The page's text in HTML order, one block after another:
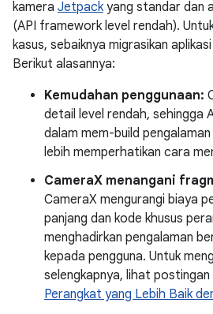
kamera Jetpackyang standar dan
(API framework level rendah).
kasus, sebaiknya migrasikan
Berikut alasannya:
Kemudahan penggunaan:
detail level rendah, sehingga
dalam mem-build
lebih memperhatikan cara
CameraX menangani
CameraX mengurangi biaya
panjang dan kode khusus
menghadirkan pengalaman
kepada pengguna. Untuk
selengkapnya, lihat postingan
Perangkat yang Lebih Baik